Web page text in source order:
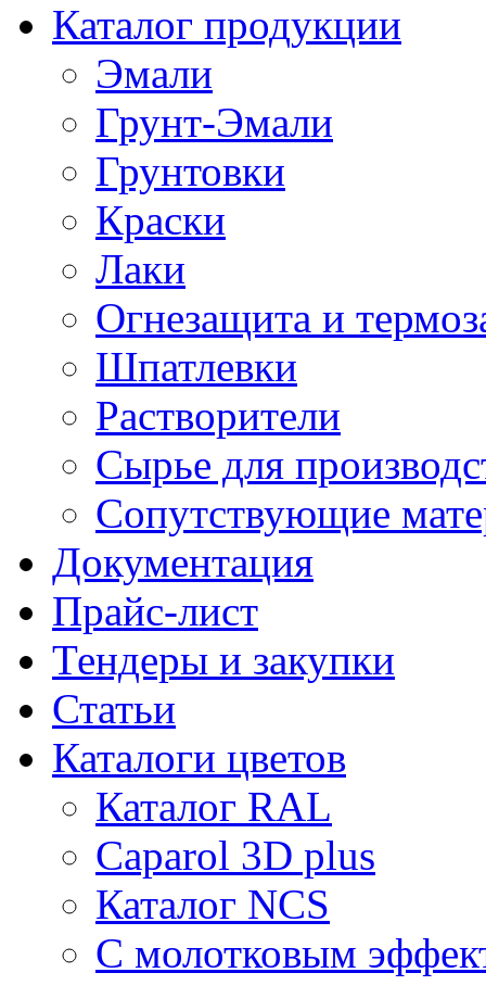
Каталог продукции
Эмали
Грунт-Эмали
Грунтовки
Краски
Лаки
Огнезащита и
Шпатлевки
Растворители
Сырье для
Сопутствующие
Документация
Прайс-лист
Тендеры и закупки
Статьи
Каталоги цветов
Каталог RAL
Caparol 3D plus
Каталог NCS
С молотковым